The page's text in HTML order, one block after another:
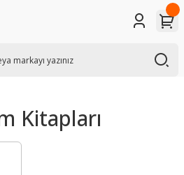
Kitapları